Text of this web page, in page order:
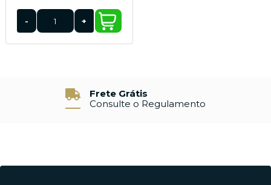
- +
7% de Desconto
À Vista no Pix
Devolução e Garantia
7 Dias para Devolver sem Custo